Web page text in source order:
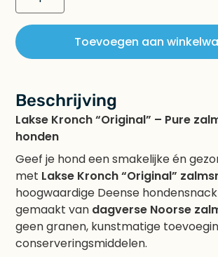
Toevoegen aan
Beschrijving
Lakse Kronch “Original” – Pure
honden
Geef je hond een smakelijke én
met Lakse Kronch “Original”
hoogwaardige Deense
gemaakt van dagverse Noorse
geen granen, kunstmatige
conserveringsmiddelen.